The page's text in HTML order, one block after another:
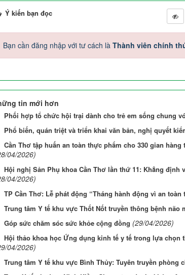
Ý kiến bạn đọc
Bạn cần đăng nhập với tư cách là Thành viên chính
tin mới hơn
Phối hợp tổ chức hội trại dành cho trẻ em sống chung
Phổ biến, quán triệt và triển khai văn bản, nghị quyết
Cần Thơ tập huấn an toàn thực phẩm cho 330 gian
04/2026)
Hội nghị Sản Phụ khoa Cần Thơ lần thứ 11: Khẳng
04/2026)
TP Cần Thơ: Lễ phát động “Tháng hành động vì an toàn
Trung tâm Y tế khu vực Thốt Nốt truyền thông bệnh não
Góp sức chăm sóc sức khỏe cộng đồng (29/04/2026)
Hội thảo khoa học Ứng dụng kinh tế y tế trong lựa chọn
04/2026)
Trung tâm Y tế khu vực Bình Thủy: Tuyên truyền phòng